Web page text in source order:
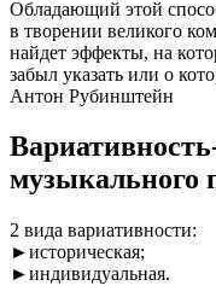
Обладающий этой
в творении великого
найдет эффекты, на
забыл указать или о
Антон Рубинштейн
музыкального
2 вида вариативности:
►историческая;
►индивидуальная.